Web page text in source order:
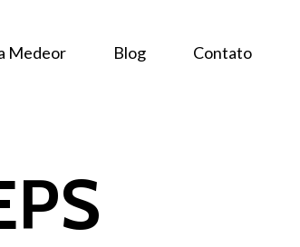
Medeor Blog Contato